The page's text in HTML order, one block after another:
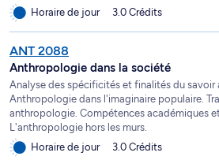
Horaire de jour
3.0 Crédits
ANT 2088
Anthropologie dans la société
Analyse des spécificités et finalités du savoir
Anthropologie dans l'imaginaire populaire.
anthropologie. Compétences académiques
L'anthropologie hors les murs.
Horaire de jour
3.0 Crédits